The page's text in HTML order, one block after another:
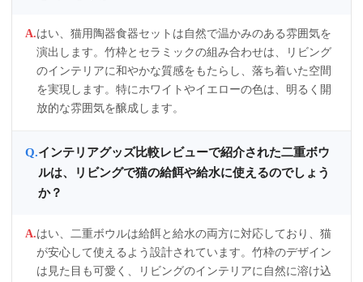
はい、猫用陶器食器セットは自然で温かみのある雰囲気を
演出します。竹枠とセラミックの組み合わせは、リビング
のインテリアに和やかな質感をもたらし、落ち着いた空間
を実現します。特にホワイトやイエローの色は、明るく開
放的な雰囲気を醸成します。
インテリアグッズ比較レビューで紹介された二重ボウ
ルは、リビングで猫の給餌や給水に使えるのでしょう
か？
はい、二重ボウルは給餌と給水の両方に対応しており、猫
が安心して使えるよう設計されています。竹枠のデザイン
は見た目も可愛く、リビングのインテリアに自然に溶け込